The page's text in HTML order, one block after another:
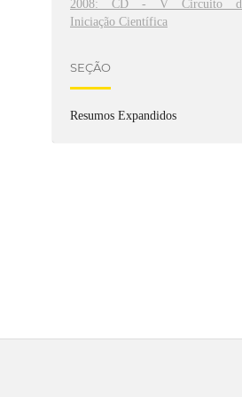
2008: CD - V Circuito
Iniciação Científica
SEÇÃO
Resumos Expandidos